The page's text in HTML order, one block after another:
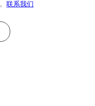
联系我们